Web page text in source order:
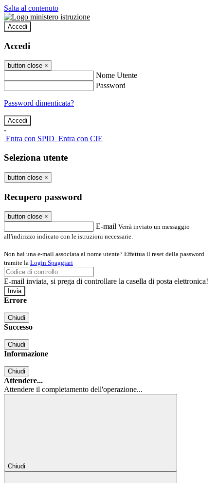
Salta al contenuto
Accedi
Accedi
button close ×
Nome Utente
Password
Password dimenticata?
-
Entra con SPID Entra con CIE
Seleziona utente
button close ×
Recupero password
button close ×
E-mail Verrà inviato un messaggio
all'indirizzo indicato con le istruzioni necessarie.
Non hai una e-mail associata al nome utente? Effettua il reset della password
tramite la Login Spaggiari
E-mail inviata, si prega di controllare la casella di posta elettronica!
Errore
Chiudi
Successo
Chiudi
Informazione
Chiudi
Attendere...
Attendere il completamento dell'operazione...
Chiudi